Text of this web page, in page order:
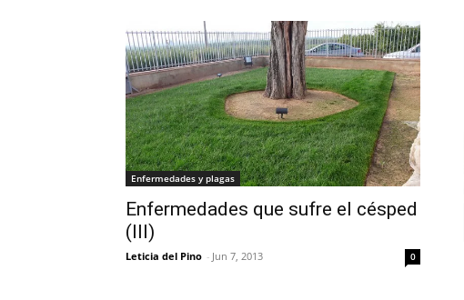
Enfermedades y plagas
Enfermedades que sufre el césped
(III)
Leticia del Pino - Jun 7, 2013 0